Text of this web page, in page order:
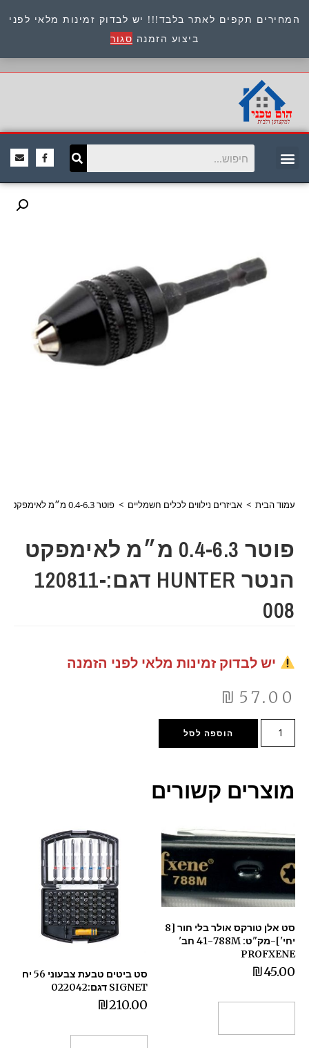
המחירים תקפים לאתר בלבד!!! יש לבדוק זמינות מלאי לפני
ביצוע הזמנה סגור
כתובת : היוזמים 9 אור יהודה שירות לקוחות 054-
8945722
עמוד הבית > אביזרים נילווים לכלים חשמליים > פוטר 0.4-6.3 מ״מ לאימפקט הנטר HUNTER דגם:120811-008
פוטר 0.4-6.3 מ״מ לאימפקט
הנטר HUNTER דגם:120811-
008
יש לבדוק זמינות מלאי לפני הזמנה
₪ 57.00
הוספה לסל
מוצרים קשורים
סט אלן טורקס אולר בלי חור [8
יחי']-מק"ט: 41-788M חב'
PROFXENE
₪45.00
סט ביטים טבעת צבעוני 56 יח
SIGNET דגם:022042
₪210.00